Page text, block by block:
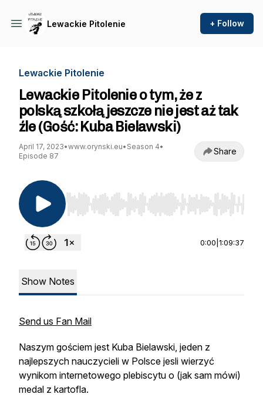
Lewackie Pitolenie + Follow
Lewackie Pitolenie
Lewackie Pitolenie o tym, że z
polską szkołą jeszcze nie jest aż tak
źle (Gość: Kuba Bielawski)
April 17, 2023•www.orynski.eu• Season 4•
Episode 87
Share
Use Left/Right to seek, Home/End to jump to
0:00 1:09:37
Show Notes
Send us Fan Mail
Naszym gościem jest Kuba Bielawski, jeden z
najlepszych nauczycieli w Polsce jesli wierzyć
wynikom internetowego plebiscytu o (jak sam mówi)
medal z kartofla.